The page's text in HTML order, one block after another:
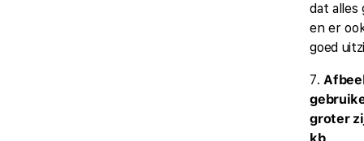
dat alles
en er
goed
7.
groter